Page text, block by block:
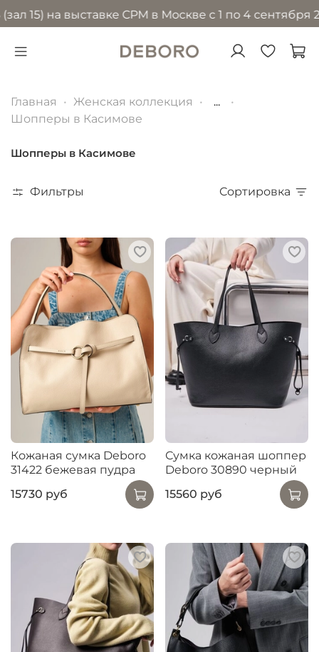
выставке CPM в Москве с 1 по 4 сентября 2026
Главная Женская коллекция
...
Шопперы в Касимове
Шопперы в Касимове
Фильтры Сортировка
Кожаная сумка Deboro
31422 бежевая пудра
15730 руб
Сумка кожаная шоппер
Deboro 30890 черный
15560 руб